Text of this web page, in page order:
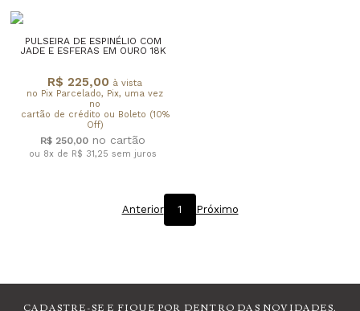
PULSEIRA DE ESPINÉLIO COM
JADE E ESFERAS EM OURO 18K
R$ 225,00 à vista
no Pix Parcelado, Pix, uma vez
no
cartão de crédito ou Boleto (10%
Off)
R$ 250,00
ou 8x de R$ 31,25 sem juros
Anterior 1 Próximo
CADASTRE-SE E FIQUE POR DENTRO DAS NOVIDADES.